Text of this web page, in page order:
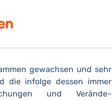
gewachsen und sehr
die infolge dessen immer
und Verände-